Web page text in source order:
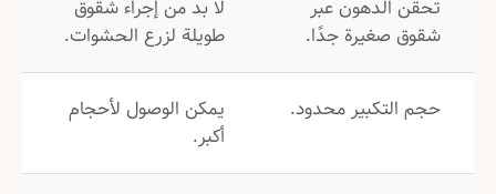
تحقن الدهون عبر
شقوق صغيرة جدًا.
لا بد من إجراء شقوق
طويلة لزرع الحشوات.
حجم التكبير محدود.
يمكن الوصول لأحجام
أكبر.